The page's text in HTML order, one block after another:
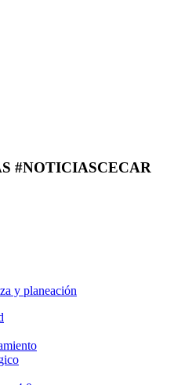
#NOTICIASCECAR
y planeación